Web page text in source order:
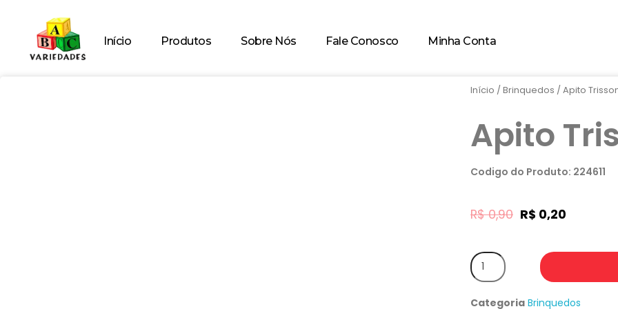
Início Produtos Sobre Nós Fale Conosco Minha Conta
Início / Brinquedos / Apito
Apito
Codigo do Produto: 224611
R$0,90 R$ 0,20
Categoria Brinquedos